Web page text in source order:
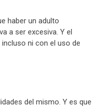
haber un adulto
a ser excesiva. Y el
incluso ni con el uso de
del mismo. Y es que